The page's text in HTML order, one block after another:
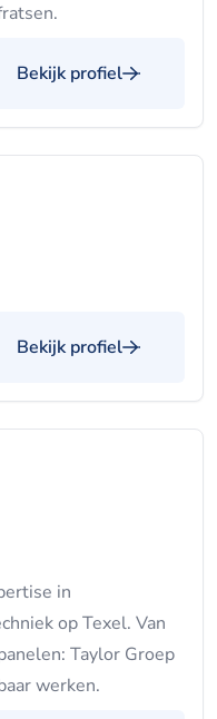
Bekijk profiel
Bekijk profiel
in
op Texel. Van
Taylor Groep
werken.